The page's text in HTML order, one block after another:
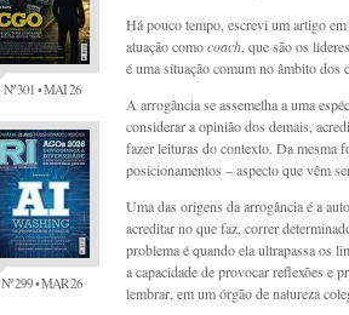
Nº 301 • MAI 26
Nº 299 • MAR 26
Há pouco tempo, escrevi um artigo
atuação comocoach, que são os
é uma situação comum no âmbito dos
A arrogância se assemelha a uma
considerar a opinião dos demais,
fazer leituras do contexto. Da mesma
posicionamentos – aspecto que vêm
Uma das origens da arrogância é a
acreditar no que faz, correr
problema é quando ela ultrapassa os
a capacidade de provocar reflexões e
lembrar, em um órgão de natureza